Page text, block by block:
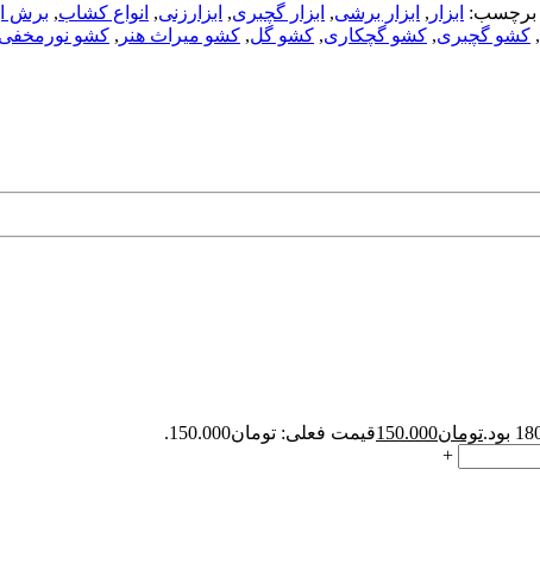
برچسب: ابزار , ابزار برشی, ابزار گچبری, ابزارزنی, انواع کشاب, برش
, کشو گچبری, کشو گچکاری, کشو گل, کشو میراث هنر , کشو نورمخفی
تومان150.000قیمت فعلی: تومان150.000.
+